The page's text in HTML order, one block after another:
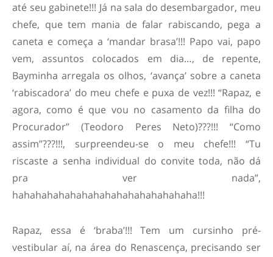
até seu gabinete!!! Já na sala do desembargador, meu
chefe, que tem mania de falar rabiscando, pega a
caneta e começa a ‘mandar brasa’!!! Papo vai, papo
vem, assuntos colocados em dia…, de repente,
Bayminha arregala os olhos, ‘avança’ sobre a caneta
‘rabiscadora’ do meu chefe e puxa de vez!!! “Rapaz, e
agora, como é que vou no casamento da filha do
Procurador” (Teodoro Peres Neto)???!!! “Como
assim”???!!!, surpreendeu-se o meu chefe!!! “Tu
riscaste a senha individual do convite toda, não dá
pra ver nada”,
hahahahahahahahahahahahahahahaha!!!
Rapaz, essa é ‘braba’!!! Tem um cursinho pré-
vestibular aí, na área do Renascença, precisando ser